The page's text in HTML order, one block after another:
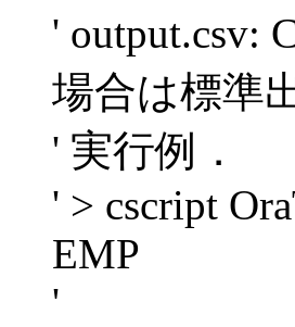
' output.csv:
場合は標準
' 実行例．
' > cscript
EMP
'